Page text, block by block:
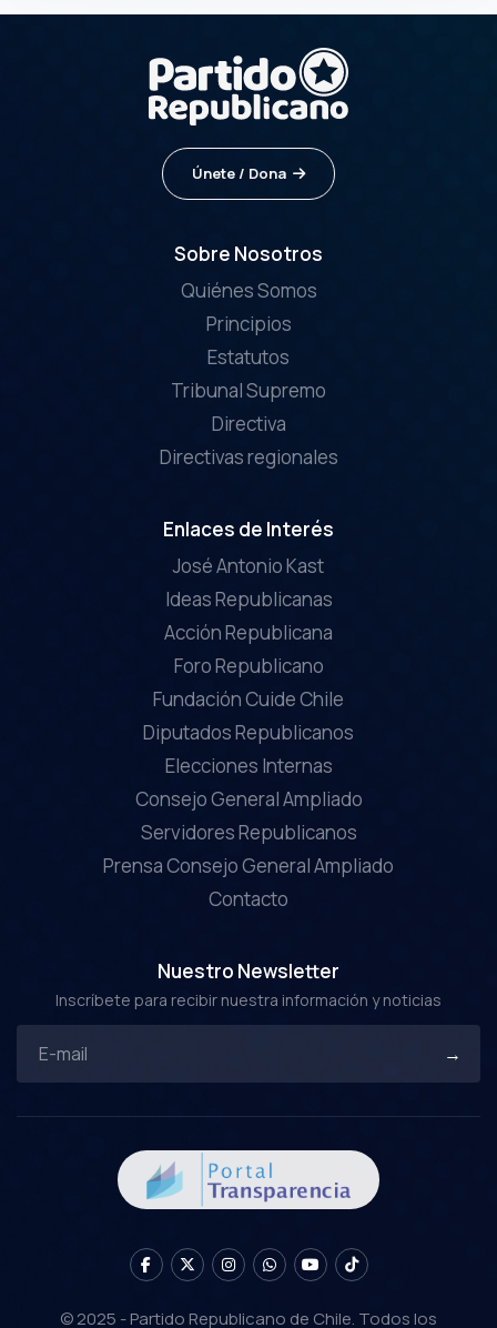
Únete / Dona
Sobre Nosotros
Quiénes Somos
Principios
Estatutos
Tribunal Supremo
Directiva
Directivas regionales
Enlaces de Interés
José Antonio Kast
Ideas Republicanas
Acción Republicana
Foro Republicano
Fundación Cuide Chile
Diputados Republicanos
Elecciones Internas
Consejo General Ampliado
Servidores Republicanos
Prensa Consejo General Ampliado
Contacto
Nuestro Newsletter
Inscríbete para recibir nuestra información y noticias
© 2025 - Partido Republicano de Chile. Todos los